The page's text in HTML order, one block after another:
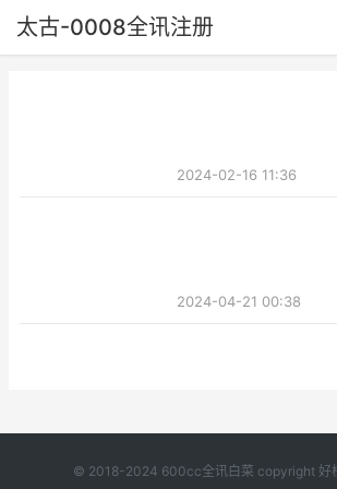
太古-0008全讯注册
2024-02-16 11:36
2024-04-21 00:38
© 2018-2024 600cc全讯白菜 copyright 好